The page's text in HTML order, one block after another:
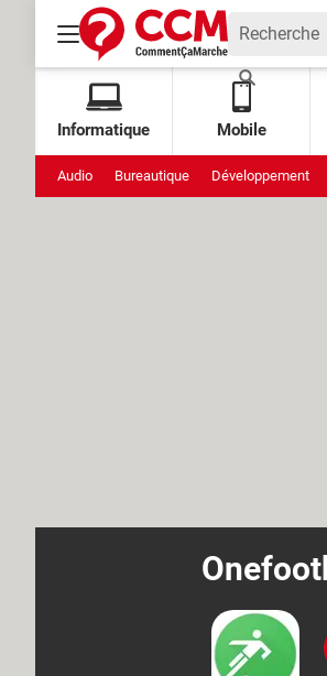
Informatique Mobile
Audio Bureautique Développement